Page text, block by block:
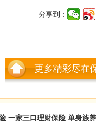
分享到：
更多精彩尽在
一家三口理财保险 单身族